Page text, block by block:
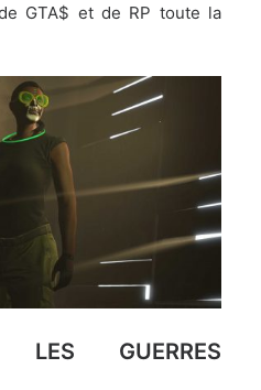
GTA$ et de RP toute la
LES GUERRES